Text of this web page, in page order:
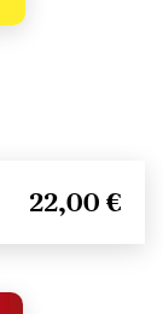
22,00 €